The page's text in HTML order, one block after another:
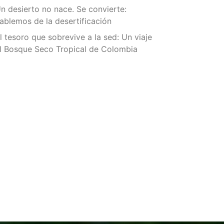
desierto no nace. Se convierte:
de la desertificación
tesoro que sobrevive a la sed: Un viaje
Bosque Seco Tropical de Colombia